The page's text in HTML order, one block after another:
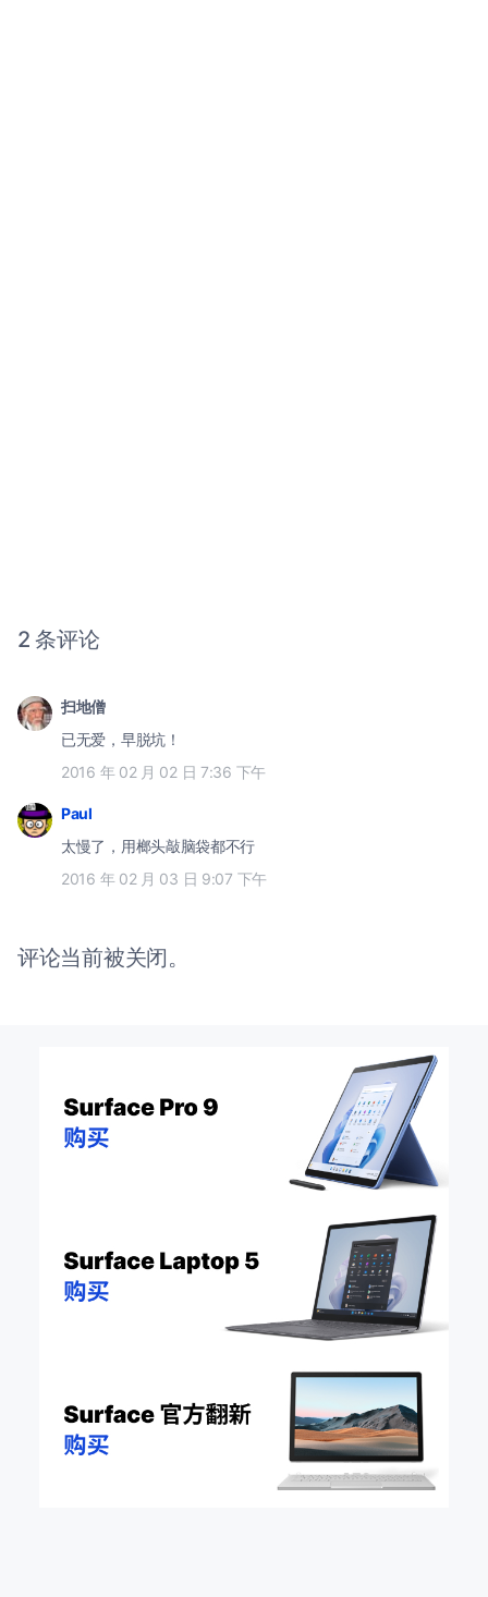
2 条评论
扫地僧
已无爱，早脱坑！
2016 年 02 月 02 日 7:36 下午
Paul
太慢了，用榔头敲脑袋都不行
2016 年 02 月 03 日 9:07 下午
评论当前被关闭。